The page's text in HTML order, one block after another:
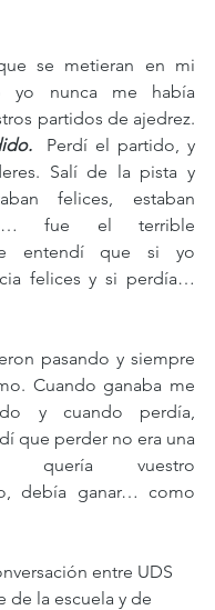
se metieran en mi
yo nunca me había
Perdí el partido, y
Salí de la pista y
felices, estaban
fue el terrible
entendí que si yo
felices y si perdía…
pasando y siempre
Cuando ganaba me
y cuando perdía,
que perder no era una
quería vuestro
debía ganar… como
entre UDS
de la escuela y de